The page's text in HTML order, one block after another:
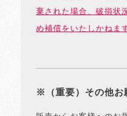
棄された場合、破損状
め補償をいたしかねま
※（重要）その他お